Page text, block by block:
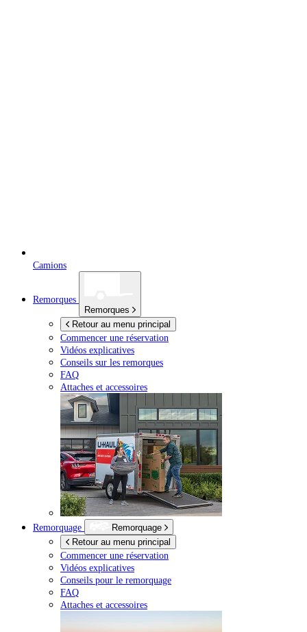
Camions
Remorques
Remorques
Retour au menu principal
Commencer une réservation
Vidéos explicatives
Conseils sur les remorques
FAQ
Attaches et accessoires
Remorquage
Remorquage
Retour au menu principal
Commencer une réservation
Vidéos explicatives
Conseils pour le remorquage
FAQ
Attaches et accessoires